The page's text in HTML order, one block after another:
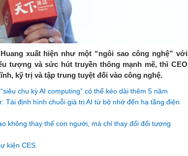
xuất hiện như một “ngôi sao công nghệ” với
tượng và sức hút truyền thông mạnh mẽ, thì CEO
kỹ trị và tập trung tuyệt đối vào công nghệ.
chu kỳ AI computing” có thể kéo dài thêm 5 năm
Tái định hình chuỗi giá trị AI từ bộ nhớ đến hạ tầng điện
không thay thế con người, mà chỉ thay đổi đối tượng
kiện CES.